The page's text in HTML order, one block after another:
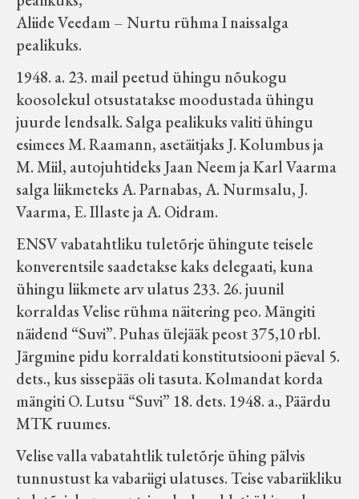
Aliide Veedam – Nurtu rühma I naissalga
pealikuks.
1948. a. 23. mail peetud ühingu nõukogu
koosolekul otsustatakse moodustada ühingu
juurde lendsalk. Salga pealikuks valiti ühingu
esimees M. Raamann, asetäitjaks J. Kolumbus ja
M. Miil, autojuhtideks Jaan Neem ja Karl Vaarma
salga liikmeteks A. Parnabas, A. Nurmsalu, J.
Vaarma, E. Illaste ja A. Oidram.
ENSV vabatahtliku tuletõrje ühingute teisele
konverentsile saadetakse kaks delegaati, kuna
ühingu liikmete arv ulatus 233. 26. juunil
korraldas Velise rühma näitering peo. Mängiti
näidend “Suvi”. Puhas ülejääk peost 375,10 rbl.
Järgmine pidu korraldati konstitutsiooni päeval 5.
dets., kus sissepääs oli tasuta. Kolmandat korda
mängiti O. Lutsu “Suvi” 18. dets. 1948. a., Päärdu
MTK ruumes.
Velise valla vabatahtlik tuletõrje ühing pälvis
tunnustust ka vabariigi ulatuses. Teise vabariikliku